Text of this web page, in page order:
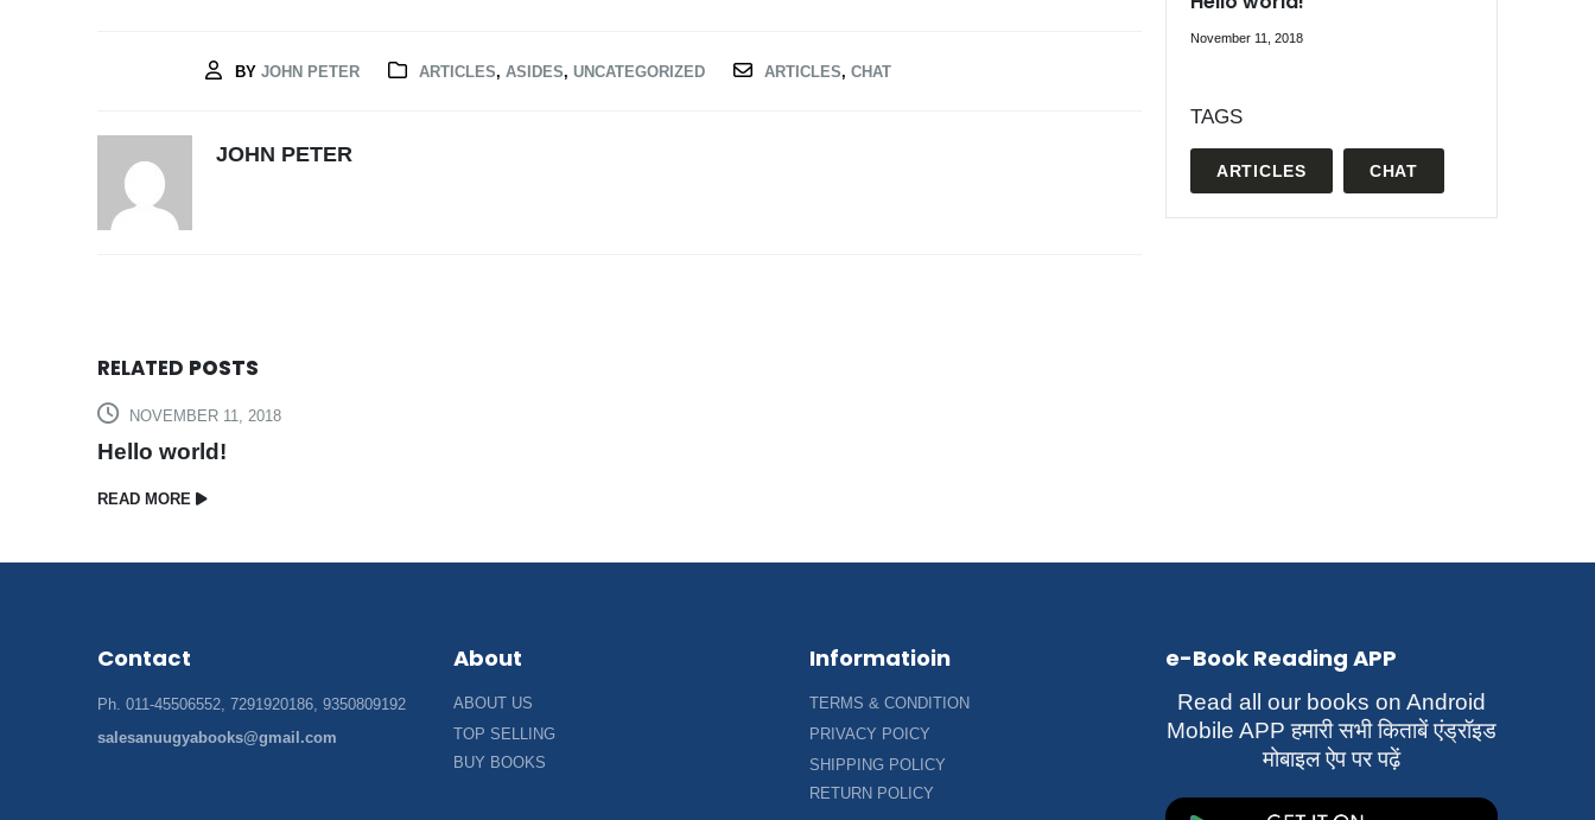
BY JOHN PETER ARTICLES, ASIDES, UNCATEGORIZED ARTICLES, CHAT
JOHN PETER
RELATED POSTS
NOVEMBER 11, 2018
Hello world!
READ MORE
November 11, 2018
TAGS
ARTICLES CHAT
Contact
Ph. 011-45506552, 7291920186, 9350809192
salesanuugyabooks@gmail.com
About
ABOUT US
TOP SELLING
BUY BOOKS
Informatioin
TERMS & CONDITION
PRIVACY POICY
SHIPPING POLICY
RETURN POLICY
e-Book Reading APP
Read all our books on Android
Mobile APP हमारी सभी किताबें एंड्रॉइड
मोबाइल ऐप पर पढ़ें